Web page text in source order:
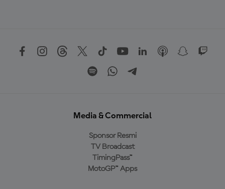
Media & Commercial
Sponsor Resmi
TV Broadcast
TimingPass™
MotoGP™ Apps